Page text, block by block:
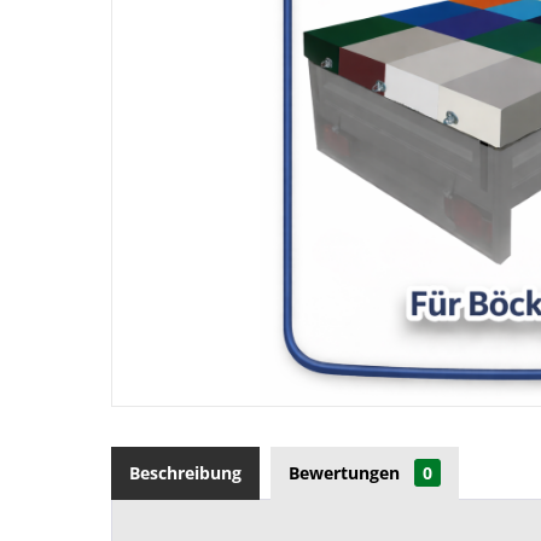
Beschreibung Bewertungen 0